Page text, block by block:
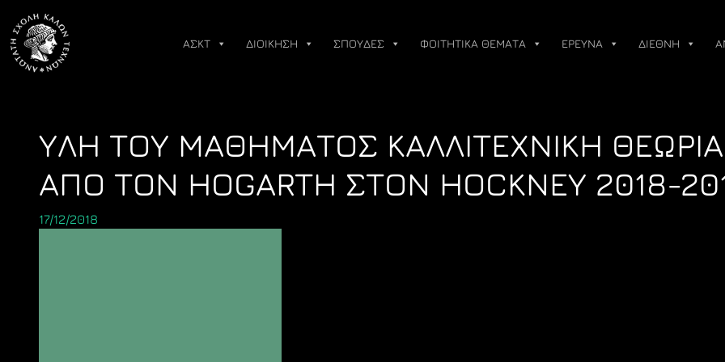
content
ΑΣΚΤ ΔΙΟΙΚΗΣΗ ΣΠΟΥΔΕΣ ΦΟΙΤΗΤΙΚΑ ΘΕΜΑΤΑ ΕΡΕΥΝΑ ΔΙΕΘΝΗ
ΥΛΗ ΤΟΥ ΜΑΘΗΜΑΤΟΣ ΚΑΛΛΙΤΕΧΝΙΚΗ ΘΕΩΡΙΑ
ΑΠΟ ΤΟΝ HOGARTH ΣΤΟΝ HOCKNEY 2018-
17/12/2018